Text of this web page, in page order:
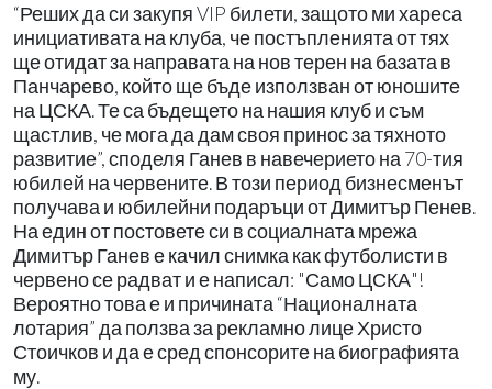
“Реших да си закупя VIP билети, защото ми хареса
инициативата на клуба, че постъпленията от тях
ще отидат за направата на нов терен на базата в
Панчарево, който ще бъде използван от юношите
на ЦСКА. Те са бъдещето на нашия клуб и съм
щастлив, че мога да дам своя принос за тяхното
развитие”, споделя Ганев в навечерието на 70-тия
юбилей на червените. В този период бизнесменът
получава и юбилейни подаръци от Димитър Пенев.
На един от постовете си в социалната мрежа
Димитър Ганев е качил снимка как футболисти в
червено се радват и е написал: "Само ЦСКА"!
Вероятно това е и причината “Националната
лотария” да ползва за рекламно лице Христо
Стоичков и да е сред спонсорите на биографията
му.